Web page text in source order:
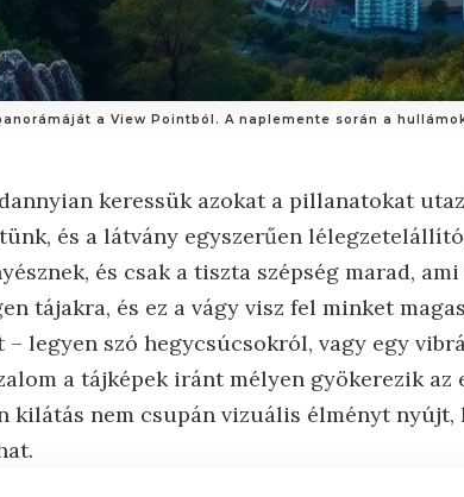
a View Pointból. A naplemente során a
keressük azokat a pillanatokat
és a látvány egyszerűen
és csak a tiszta szépség marad,
tájakra, és ez a vágy visz fel minket
– legyen szó hegycsúcsokról, vagy egy
a tájképek iránt mélyen gyökerezik az
kilátás nem csupán vizuális élményt nyújt,